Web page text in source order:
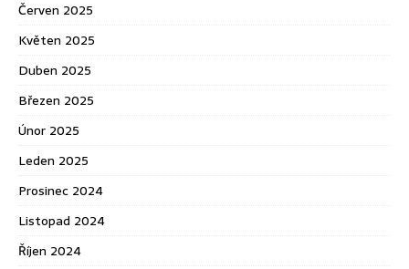
Červen 2025
Květen 2025
Duben 2025
Březen 2025
Únor 2025
Leden 2025
Prosinec 2024
Listopad 2024
Říjen 2024